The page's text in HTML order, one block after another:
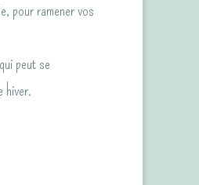
pour ramener vos
peut se
hiver.